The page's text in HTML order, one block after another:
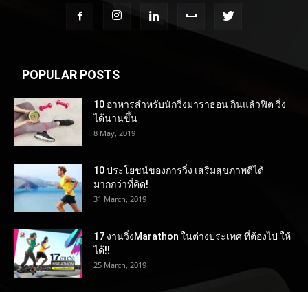
POPULAR POSTS
10 อาหารสำหรับนักวิ่งมาราธอน กินแล้วฟิต วิ่ง
ได้นานขึ้น
8 May, 2019
10 ประโยชน์ของการวิ่ง เสริมสุขภาพดีได้
มากกว่าที่คิด!
31 March, 2019
17 งานวิ่งMarathon ในต่างประเทศ ที่ต้องไป ให้
ได้!!
25 March, 2019